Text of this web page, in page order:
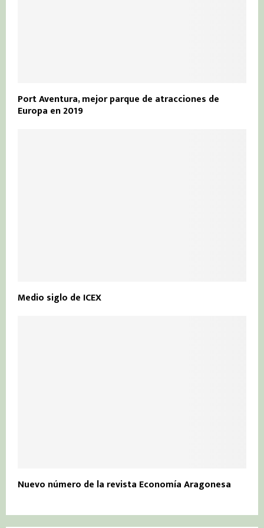
Port Aventura, mejor parque de atracciones de
Europa en 2019
Medio siglo de ICEX
Nuevo número de la revista Economía Aragonesa